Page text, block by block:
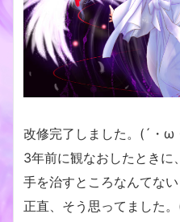
改修完了しました。(´・ω
3年前に観なおしたときに
手を治すところなんてない
正直、そう思ってました